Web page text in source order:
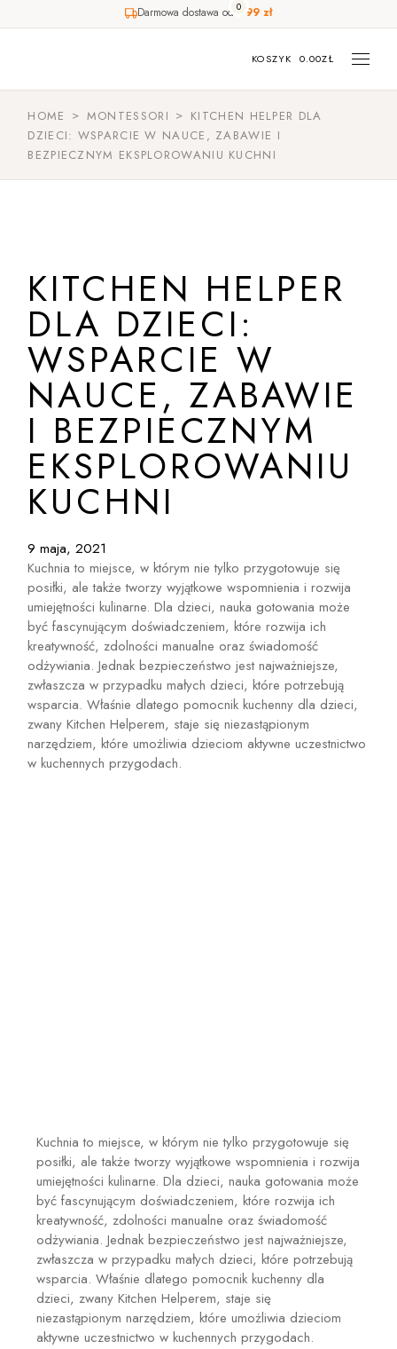
Darmowa dostawa od499 zł
0
KOSZYK 0.00ZŁ
HOME MONTESSORI
KITCHEN HELPER DLA
DZIECI: WSPARCIE W NAUCE, ZABAWIE I
BEZPIECZNYM EKSPLOROWANIU KUCHNI
KITCHEN HELPER
DLA DZIECI:
WSPARCIE W
NAUCE, ZABAWIE
I BEZPIECZNYM
EKSPLOROWANIU
KUCHNI
9 maja, 2021
Kuchnia to miejsce, w którym nie tylko przygotowuje się
posiłki, ale także tworzy wyjątkowe wspomnienia i rozwija
umiejętności kulinarne. Dla dzieci, nauka gotowania może
być fascynującym doświadczeniem, które rozwija ich
kreatywność, zdolności manualne oraz świadomość
odżywiania. Jednak bezpieczeństwo jest najważniejsze,
zwłaszcza w przypadku małych dzieci, które potrzebują
wsparcia. Właśnie dlatego pomocnik kuchenny dla dzieci,
zwany Kitchen Helperem, staje się niezastąpionym
narzędziem, które umożliwia dzieciom aktywne uczestnictwo
w kuchennych przygodach.
Kuchnia to miejsce, w którym nie tylko przygotowuje się
posiłki, ale także tworzy wyjątkowe wspomnienia i rozwija
umiejętności kulinarne. Dla dzieci, nauka gotowania może
być fascynującym doświadczeniem, które rozwija ich
kreatywność, zdolności manualne oraz świadomość
odżywiania. Jednak bezpieczeństwo jest najważniejsze,
zwłaszcza w przypadku małych dzieci, które potrzebują
wsparcia. Właśnie dlatego pomocnik kuchenny dla
dzieci, zwany Kitchen Helperem, staje się
niezastąpionym narzędziem, które umożliwia dzieciom
aktywne uczestnictwo w kuchennych przygodach.